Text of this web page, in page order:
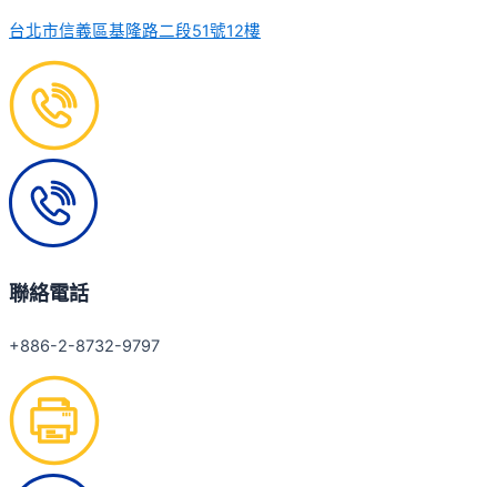
台北市信義區基隆路二段51號12樓
聯絡電話
+886-2-8732-9797